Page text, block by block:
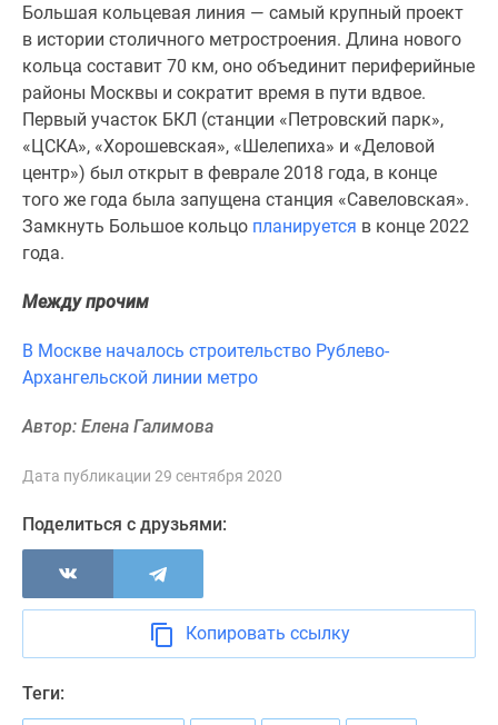
комнатные
Квартиры
карте
Ипотечный
калькулятор
Семейная
ипотека
Военная
Банки
программы
Медиа
недвижимости
эксперта
Аналитика
рынка
Покупателю
Экспертиза
Эксперты
авторы
Большая кольцевая линия — самый крупный проект
в истории столичного метростроения. Длина нового
кольца составит 70 км, оно объединит периферийные
районы Москвы и сократит время в пути вдвое.
Первый участок БКЛ (станции «Петровский парк»,
«ЦСКА», «Хорошевская», «Шелепиха» и «Деловой
центр») был открыт в феврале 2018 года, в конце
того же года была запущена станция «Савеловская».
Замкнуть Большое кольцо планируется в конце 2022
года.
Между прочим
В Москве началось строительство Рублево-
Архангельской линии метро
Автор: Елена Галимова
Дата публикации 29 сентября 2020
Поделиться с друзьями:
Копировать ссылку
Теги: